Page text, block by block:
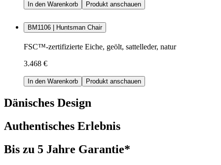
In den Warenkorb Produkt anschauen
BM1106 | Huntsman Chair
FSC™-zertifizierte Eiche, geölt, sattelleder, natur
3.468 €
In den Warenkorb Produkt anschauen
Dänisches Design
Authentisches Erlebnis
Bis zu 5 Jahre Garantie*